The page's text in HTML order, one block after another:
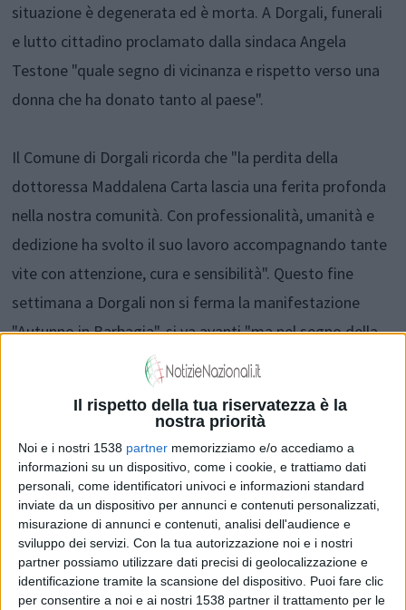
Il rispetto della tua riservatezza è la
nostra priorità
Noi e i nostri 1538 partner memorizziamo e/o accediamo a
informazioni su un dispositivo, come i cookie, e trattiamo dati
personali, come identificatori univoci e informazioni standard
inviate da un dispositivo per annunci e contenuti personalizzati,
misurazione di annunci e contenuti, analisi dell'audience e
sviluppo dei servizi. Con la tua autorizzazione noi e i nostri
partner possiamo utilizzare dati precisi di geolocalizzazione e
identificazione tramite la scansione del dispositivo. Puoi fare clic
per consentire a noi e ai nostri 1538 partner il trattamento per le
situazione è degenerata ed è morta. A Dorgali, funerali
e lutto cittadino proclamato dalla sindaca Angela
Testone "quale segno di vicinanza e rispetto verso una
donna che ha donato tanto al paese".
Il Comune di Dorgali ricorda che "la perdita della
dottoressa Maddalena Carta lascia una ferita profonda
nella nostra comunità. Con professionalità, umanità e
dedizione ha svolto il suo lavoro accompagnando tante
vite con attenzione, cura e sensibilità". Questo fine
settimana a Dorgali non si ferma la manifestazione
"Autunno in Barbagia", si va avanti "ma nel segno della
sobrietà che il lutto impone".
La sindaca e l'amministrazione comunale hanno deciso
di andare avanti e ricordare il medico di base che non ha
lasciato i suoi pazienti. "L'edizione di quest'anno sarà
dedicata alla memoria della dottoressa Carta -
annunciano -, che con generosità e spirito di servizio ha
garantito negli anni la sua presenza nelle postazioni di
pronto intervento durante le giornate di Cortes Apertas,